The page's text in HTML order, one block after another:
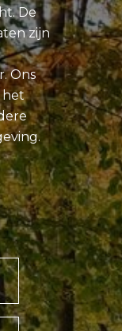
De
zijn
Ons
het